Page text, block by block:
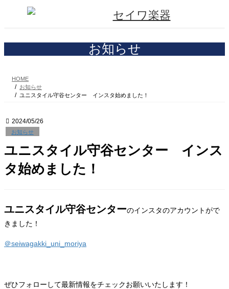
ツ
シ
お知らせ
HOME
お知らせ
ユニスタイル守谷センター インスタ始めました！
2024/05/26
お知らせ
ユニスタイル守谷センター インス
タ始めました！
ユニスタイル守谷センターのインスタのアカウントがで
きました！
＠seiwagakki_uni_moriya
ぜひフォローして最新情報をチェックお願いいたします！